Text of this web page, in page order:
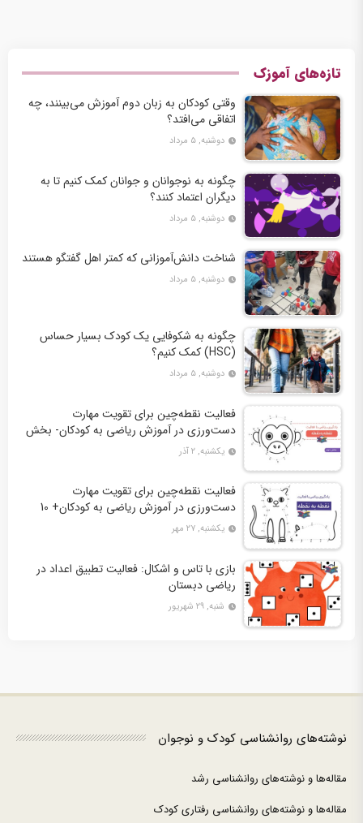
تازه‌های آموزک
وقتی کودکان به زبان دوم آموزش می‌بینند، چه
اتفاقی می‌افتد؟
دوشنبه, ۵ مرداد
چگونه به نوجوانان و جوانان کمک کنیم تا به
دیگران اعتماد کنند؟
دوشنبه, ۵ مرداد
شناخت دانش‌آموزانی که کمتر اهل گفتگو هستند
دوشنبه, ۵ مرداد
چگونه به شکوفایی یک کودک بسیار حساس
(HSC) کمک کنیم؟
دوشنبه, ۵ مرداد
فعالیت نقطه‌چین برای تقویت مهارت
دست‌ورزی در آموزش ریاضی به کودکان- بخش
دوم + 10 کاربرگ فعالیت
یکشنبه, ۲ آذر
فعالیت نقطه‌چین برای تقویت مهارت
دست‌ورزی در آموزش ریاضی به کودکان+ 10
کاربرگ فعالیت
یکشنبه, ۲۷ مهر
بازی با تاس و اشکال: فعالیت تطبیق اعداد در
ریاضی دبستان
شنبه, ۲۹ شهریور
نوشته‌های روانشناسی کودک و نوجوان
مقاله‌ها و نوشته‌های روانشناسی رشد
مقاله‌ها و نوشته‌های روانشناسی رفتاری کودک